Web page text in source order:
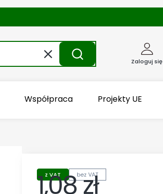
WyczyśćSzukaj Zaloguj się
Współpraca Projekty UE
z VAT bez VAT
Cena
1,08 zł